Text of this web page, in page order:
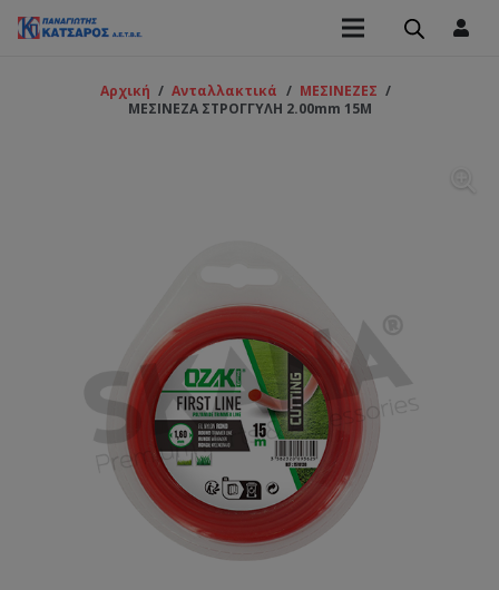
Αρχική / Ανταλλακτικά / ΜΕΣΙΝΕΖΕΣ /
ΜΕΣΙΝΕΖΑ ΣΤΡΟΓΓΥΛΗ 2.00mm 15Μ